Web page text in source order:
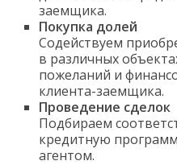
заемщика.
Покупка долей
Содействуем
в различных
пожеланий и
клиента-заемщика.
Проведение сделок
Подбираем
кредитную
агентом.